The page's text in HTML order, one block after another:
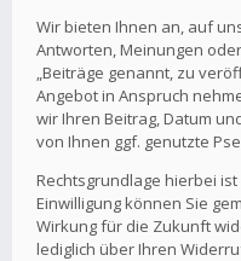
Wir bieten Ihnen an, auf
Antworten, Meinungen
„Beiträge genannt, zu
Angebot in Anspruch
wir Ihren Beitrag, Datum
von Ihnen ggf. genutzte
Rechtsgrundlage hierbei ist
Einwilligung können Sie
Wirkung für die Zukunft
lediglich über Ihren